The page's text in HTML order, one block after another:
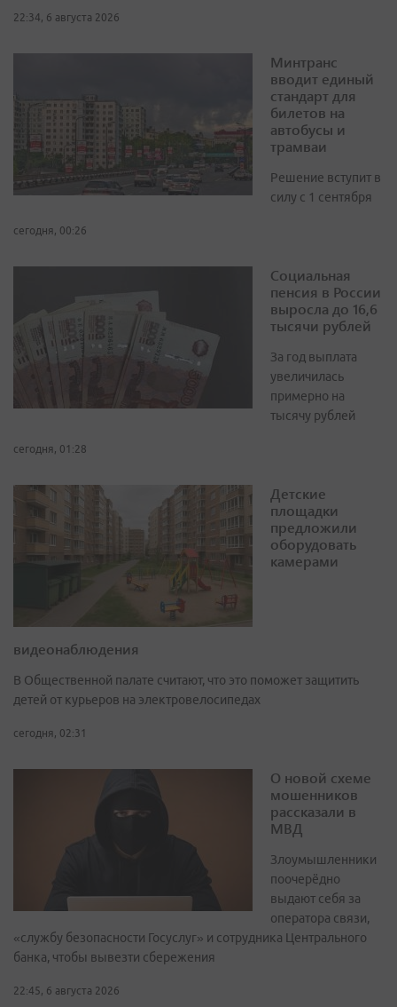
22:34, 6 августа 2026
Минтранс
вводит единый
стандарт для
билетов на
автобусы и
трамваи
Решение вступит в
силу с 1 сентября
сегодня, 00:26
Социальная
пенсия в России
выросла до 16,6
тысячи рублей
За год выплата
увеличилась
примерно на
тысячу рублей
сегодня, 01:28
Детские
площадки
предложили
оборудовать
камерами
видеонаблюдения
В Общественной палате считают, что это поможет защитить
детей от курьеров на электровелосипедах
сегодня, 02:31
О новой схеме
мошенников
рассказали в
МВД
Злоумышленники
поочерёдно
выдают себя за
оператора связи,
«службу безопасности Госуслуг» и сотрудника Центрального
банка, чтобы вывезти сбережения
22:45, 6 августа 2026